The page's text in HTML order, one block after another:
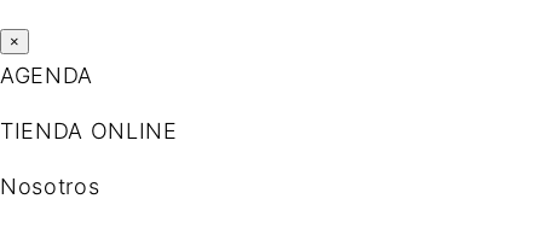
×
AGENDA
TIENDA ONLINE
Nosotros